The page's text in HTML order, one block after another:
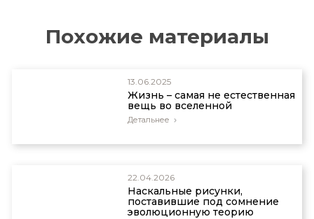
Похожие материалы
13.06.2025
Жизнь – самая не естественная
вещь во вселенной
Детальнее
22.04.2026
Наскальные рисунки,
поставившие под сомнение
эволюционную теорию